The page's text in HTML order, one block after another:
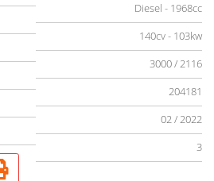
Diesel - 1968cc
140cv - 103kw
3000 / 2116
204181
02 / 2022
3